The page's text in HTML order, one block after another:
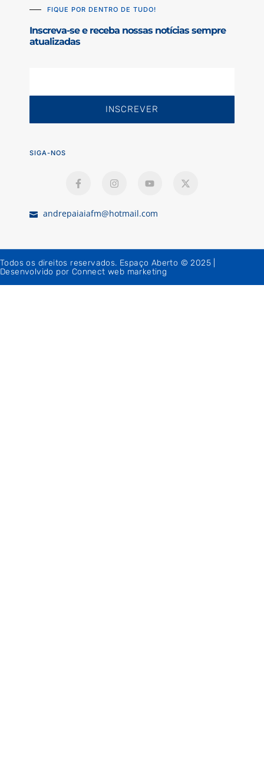
FIQUE POR DENTRO DE TUDO!
Inscreva-se e receba nossas notícias sempre
atualizadas
INSCREVER
SIGA-NOS
andrepaiaiafm@hotmail.com
Todos os direitos reservados. Espaço Aberto © 2025 |
Desenvolvido por Connect web marketing